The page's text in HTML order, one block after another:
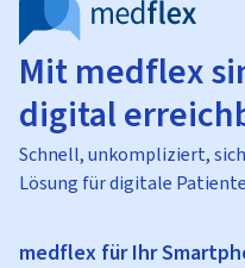
Mit medflex
digital
Schnell, unkompliziert,
Lösung für digitale
medflex für Ihr